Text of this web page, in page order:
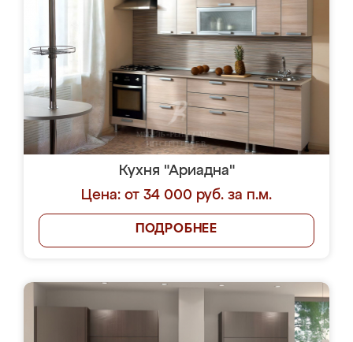
Кухня "Ариадна"
Цена: от 34 000 руб. за п.м.
ПОДРОБНЕЕ